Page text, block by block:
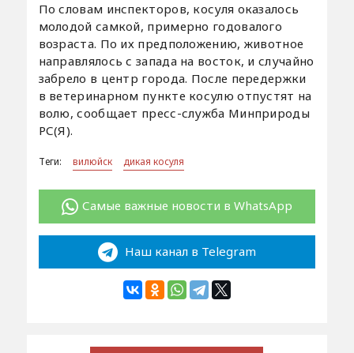
По словам инспекторов, косуля оказалось
молодой самкой, примерно годовалого
возраста. По их предположению, животное
направлялось с запада на восток, и случайно
забрело в центр города. После передержки
в ветеринарном пункте косулю отпустят на
волю, сообщает пресс-служба Минприроды
РС(Я).
Теги: вилюйск дикая косуля
Самые важные новости в WhatsApp
Наш канал в Telegram